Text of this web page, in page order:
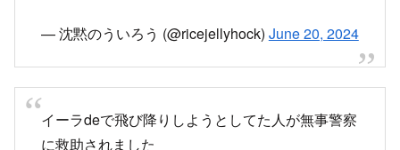
— 沈黙のういろう (@ricejellyhock) June 20, 2024
イーラdeで飛び降りしようとしてた人が無事警察
に救助されました